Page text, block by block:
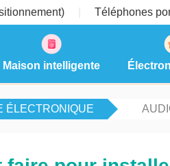
Téléphones
Maison intelligente
ÉLECTRONIQUE